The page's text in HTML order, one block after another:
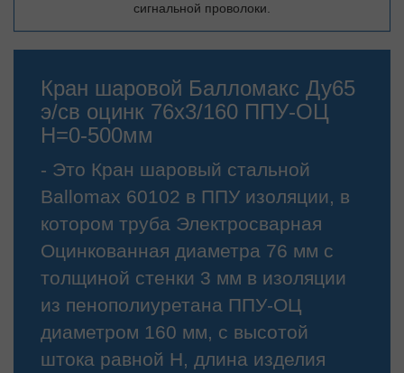
сигнальной проволоки.
Кран шаровой Балломакс Ду65
э/св оцинк 76х3/160 ППУ-ОЦ
H=0-500мм
- Это Кран шаровый стальной
Ballomax 60102 в ППУ изоляции, в
котором труба Электросварная
Оцинкованная диаметра 76 мм с
толщиной стенки 3 мм в изоляции
из пенополиуретана ППУ-ОЦ
диаметром 160 мм, с высотой
штока равной H, длина изделия